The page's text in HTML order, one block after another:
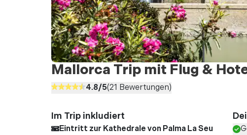
Mallorca Trip mit Flug &
4.8/5(21 Bewertungen)
Im Trip inkludiert
Eintritt zur Kathedrale von Palma La Seu